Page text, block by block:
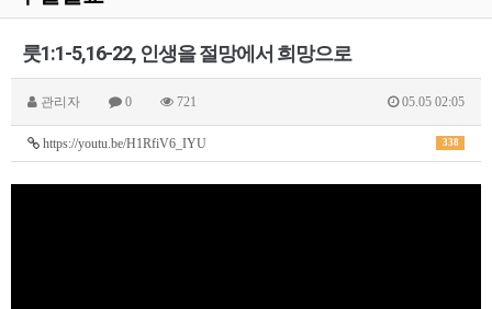
룻1:1-5,16-22, 인생을 절망에서 희망으로
관리자 0 721 05.05 02:05
338
https://youtu.be/H1RfiV6_IYU